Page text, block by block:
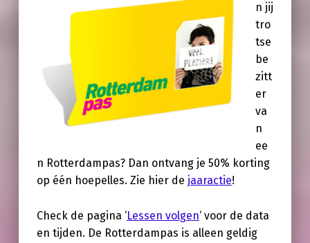
n jij
tro
tse
be
zitt
er
va
n
ee
n Rotterdampas? Dan ontvang je 50% korting
op één hoepelles. Zie hier de jaaractie!
Check de pagina ‘Lessen volgen‘ voor de data
en tijden. De Rotterdampas is alleen geldig